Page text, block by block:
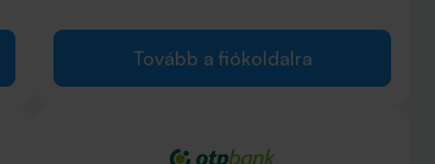
Tovább a fiókoldalra